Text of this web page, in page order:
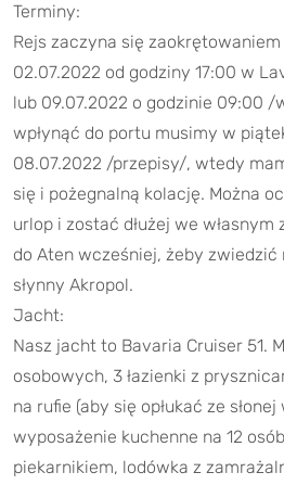
Terminy:
Rejs zaczyna się
02.07.2022 od godziny 17:00 w
lub 09.07.2022 o godzinie 09:00
wpłynąć do portu musimy w
08.07.2022 /przepisy/, wtedy
się i pożegnalną kolację. Można
urlop i zostać dłużej we
do Aten wcześniej, żeby
słynny Akropol.
Jacht:
Nasz jacht to Bavaria Cruiser 51.
osobowych, 3 łazienki z
na rufie (aby się opłukać ze
wyposażenie kuchenne na 12
piekarnikiem, lodówka z